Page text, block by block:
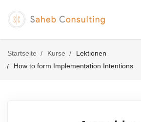
Startseite Kurse
Lektionen
How to form Implementation Intentions